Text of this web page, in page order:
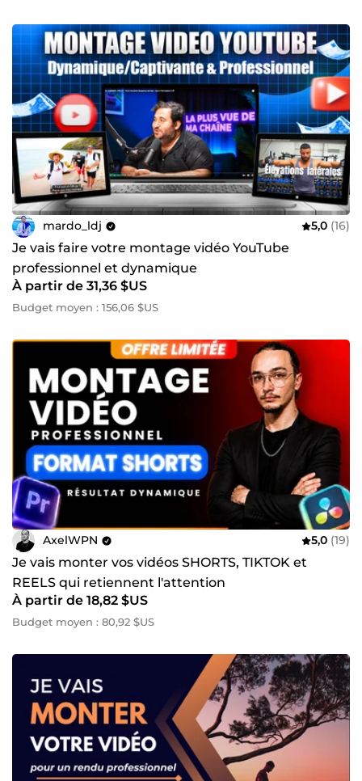
mardo_ldj 5,0 (16)
Je vais faire votre montage vidéo YouTube
professionnel et dynamique
À partir de 31,36 $US
Budget moyen : 156,06 $US
AxelWPN 5,0 (19)
Je vais monter vos vidéos SHORTS, TIKTOK et
REELS qui retiennent l'attention
À partir de 18,82 $US
Budget moyen : 80,92 $US